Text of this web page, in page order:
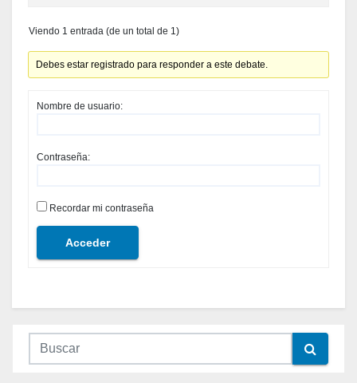
Viendo 1 entrada (de un total de 1)
Debes estar registrado para responder a este debate.
Nombre de usuario:
Contraseña:
Recordar mi contraseña
Acceder